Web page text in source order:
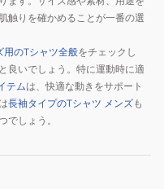
触りを確かめることが一番の選
用のTシャツ全般をチェックし
良いでしょう。特に運動時に適
テムは、快適な動きをサポート
長袖タイプのTシャツ メンズも
でしょう。